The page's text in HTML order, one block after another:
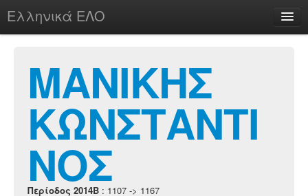
Ελληνικά ΕΛΟ
chesstu.be @ discord
Login
ΜΑΝΙΚΗΣ
ΚΩΝΣΤΑΝΤΙ
ΝΟΣ
Περίοδος 2014B : 1107 -> 1167